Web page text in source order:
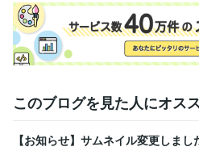
このブログを見た人にオス
【お知らせ】サムネイル変更しまし